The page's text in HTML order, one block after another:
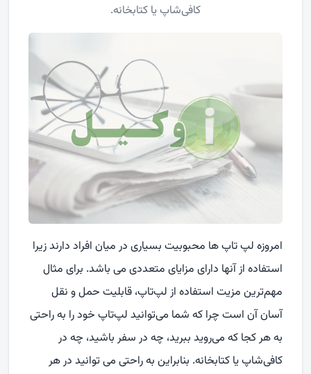
کافی‌شاپ یا کتابخانه.
امروزه لپ تاپ ها محبوبیت بسیاری در میان افراد دارند زیرا
استفاده از آنها دارای مزایای متعددی می باشد. برای مثال
مهم‌ترین مزیت استفاده از لپ‌تاپ، قابلیت حمل و نقل
آسان آن است چرا که شما می‌توانید لپ‌تاپ خود را به راحتی
به هر کجا که می‌روید ببرید، چه در سفر باشید، چه در
کافی‌شاپ یا کتابخانه. بنابراین به راحتی می توانید در هر